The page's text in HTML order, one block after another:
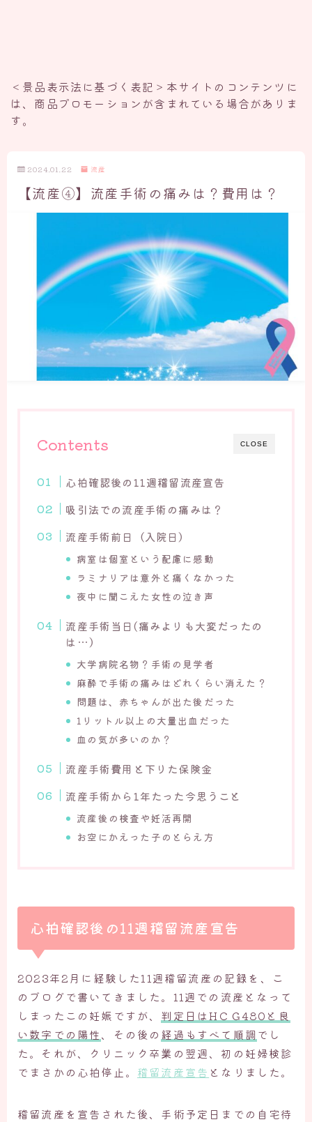
＜景品表示法に基づく表記＞本サイトのコンテンツに
は、商品プロモーションが含まれている場合がありま
す。
2024.01.22 流産
【流産④】流産手術の痛みは？費用は？
CLOSE
Contents
心拍確認後の11週稽留流産宣告
吸引法での流産手術の痛みは？
流産手術前日（入院日）
病室は個室という配慮に感動
ラミナリアは意外と痛くなかった
夜中に聞こえた女性の泣き声
流産手術当日(痛みよりも大変だったの
は…）
大学病院名物？手術の見学者
麻酔で手術の痛みはどれくらい消えた？
問題は、赤ちゃんが出た後だった
1リットル以上の大量出血だった
血の気が多いのか？
流産手術費用と下りた保険金
流産手術から1年たった今思うこと
流産後の検査や妊活再開
お空にかえった子のとらえ方
心拍確認後の11週稽留流産宣告
2023年2月に経験した11週稽留流産の記録を、こ
のブログで書いてきました。11週での流産となって
しまったこの妊娠ですが、 判定日はHＣＧ480と良
い数字での陽性、その後の 経過もすべて順調 でし
た。それが、クリニック卒業の翌週、初の妊婦検診
でまさかの心拍停止。 稽留流産宣告 となりました。
稽留流産を宣告された後、手術予定日までの自宅待